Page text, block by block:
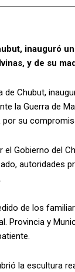
inauguró
y de su
de Chubut,
la Guerra de
su
Gobierno del
autoridades
de los
Provincia y
la escultura